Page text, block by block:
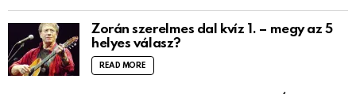
Zorán szerelmes dal kvíz 1. – megy az 5
helyes válasz?
READ MORE